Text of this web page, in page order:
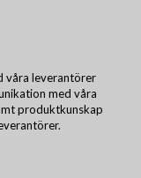
våra leverantörer
med våra
produktkunskap